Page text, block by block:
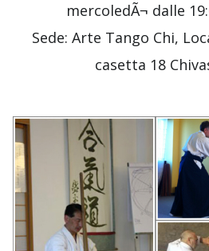
mercoledÃ¬ dalle
Sede: Arte Tango Chi,
casetta 18